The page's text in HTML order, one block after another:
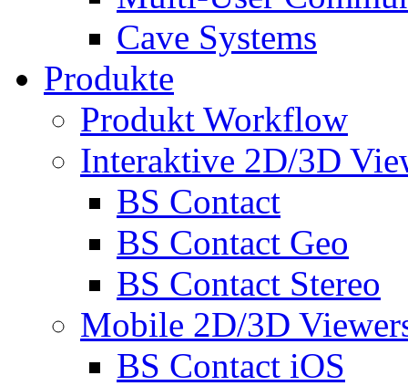
Cave Systems
Produkte
Produkt Workflow
Interaktive 2D/3D
BS Contact
BS Contact Geo
BS Contact Stereo
Mobile 2D/3D
BS Contact iOS